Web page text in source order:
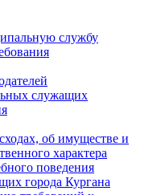
службу
служащих
об имуществе и
характера
поведения
города Кургана